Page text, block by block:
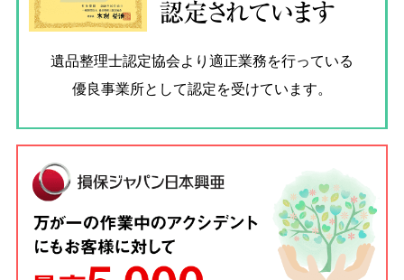
認定されています
遺品整理士認定協会より適正業務を行っている
優良事業所として認定を受けています。